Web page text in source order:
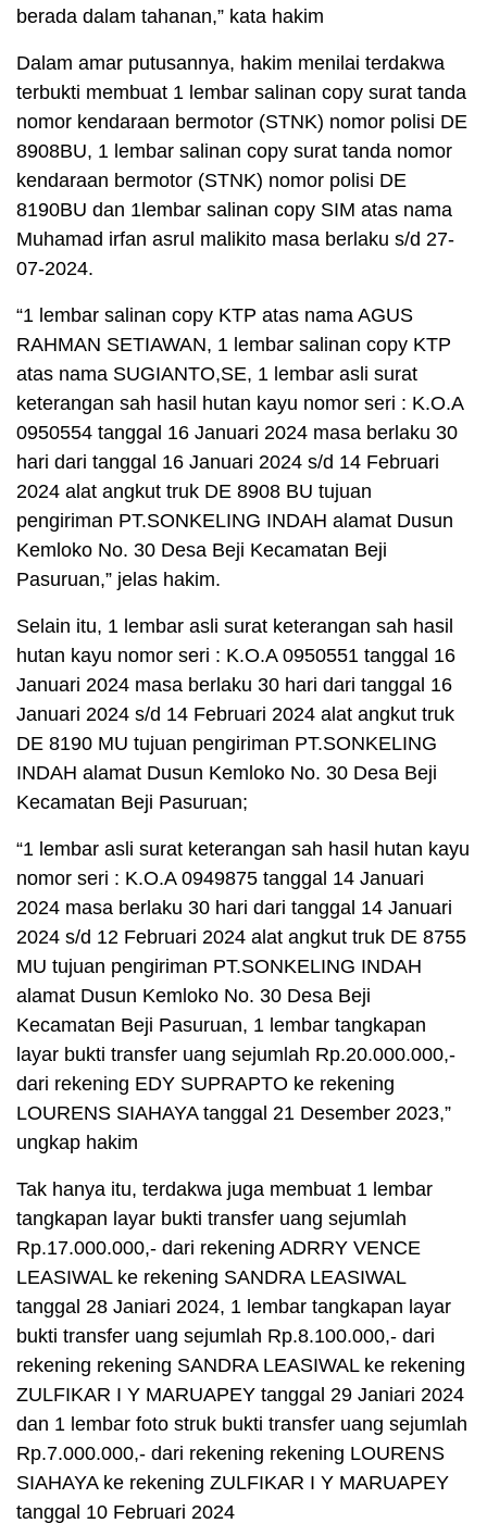
berada dalam tahanan,” kata hakim
Dalam amar putusannya, hakim menilai terdakwa
terbukti membuat 1 lembar salinan copy surat tanda
nomor kendaraan bermotor (STNK) nomor polisi DE
8908BU, 1 lembar salinan copy surat tanda nomor
kendaraan bermotor (STNK) nomor polisi DE
8190BU dan 1lembar salinan copy SIM atas nama
Muhamad irfan asrul malikito masa berlaku s/d 27-
07-2024.
“1 lembar salinan copy KTP atas nama AGUS
RAHMAN SETIAWAN, 1 lembar salinan copy KTP
atas nama SUGIANTO,SE, 1 lembar asli surat
keterangan sah hasil hutan kayu nomor seri : K.O.A
0950554 tanggal 16 Januari 2024 masa berlaku 30
hari dari tanggal 16 Januari 2024 s/d 14 Februari
2024 alat angkut truk DE 8908 BU tujuan
pengiriman PT.SONKELING INDAH alamat Dusun
Kemloko No. 30 Desa Beji Kecamatan Beji
Pasuruan,” jelas hakim.
Selain itu, 1 lembar asli surat keterangan sah hasil
hutan kayu nomor seri : K.O.A 0950551 tanggal 16
Januari 2024 masa berlaku 30 hari dari tanggal 16
Januari 2024 s/d 14 Februari 2024 alat angkut truk
DE 8190 MU tujuan pengiriman PT.SONKELING
INDAH alamat Dusun Kemloko No. 30 Desa Beji
Kecamatan Beji Pasuruan;
“1 lembar asli surat keterangan sah hasil hutan kayu
nomor seri : K.O.A 0949875 tanggal 14 Januari
2024 masa berlaku 30 hari dari tanggal 14 Januari
2024 s/d 12 Februari 2024 alat angkut truk DE 8755
MU tujuan pengiriman PT.SONKELING INDAH
alamat Dusun Kemloko No. 30 Desa Beji
Kecamatan Beji Pasuruan, 1 lembar tangkapan
layar bukti transfer uang sejumlah Rp.20.000.000,-
dari rekening EDY SUPRAPTO ke rekening
LOURENS SIAHAYA tanggal 21 Desember 2023,”
ungkap hakim
Tak hanya itu, terdakwa juga membuat 1 lembar
tangkapan layar bukti transfer uang sejumlah
Rp.17.000.000,- dari rekening ADRRY VENCE
LEASIWAL ke rekening SANDRA LEASIWAL
tanggal 28 Janiari 2024, 1 lembar tangkapan layar
bukti transfer uang sejumlah Rp.8.100.000,- dari
rekening rekening SANDRA LEASIWAL ke rekening
ZULFIKAR I Y MARUAPEY tanggal 29 Janiari 2024
dan 1 lembar foto struk bukti transfer uang sejumlah
Rp.7.000.000,- dari rekening rekening LOURENS
SIAHAYA ke rekening ZULFIKAR I Y MARUAPEY
tanggal 10 Februari 2024